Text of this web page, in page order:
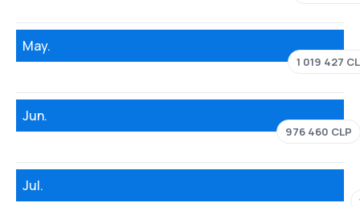
May.
1 019 427
Jun.
976 460 CLP
Jul.